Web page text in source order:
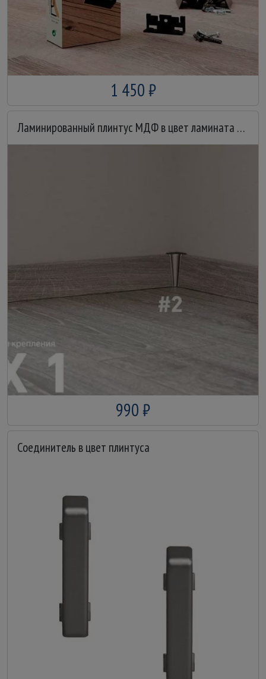
1 450 ₽
Ламинированный плинтус МДФ в цвет ламината 58 мм
990 ₽
Соединитель в цвет плинтуса